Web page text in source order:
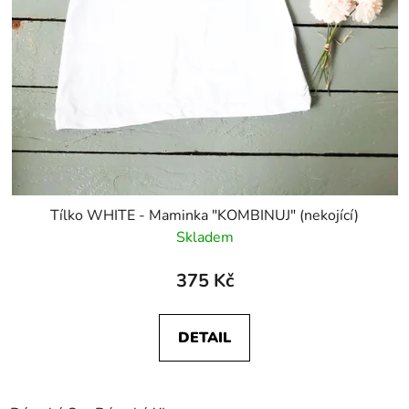
Tílko WHITE - Maminka "KOMBINUJ" (nekojící)
Skladem
375 Kč
DETAIL